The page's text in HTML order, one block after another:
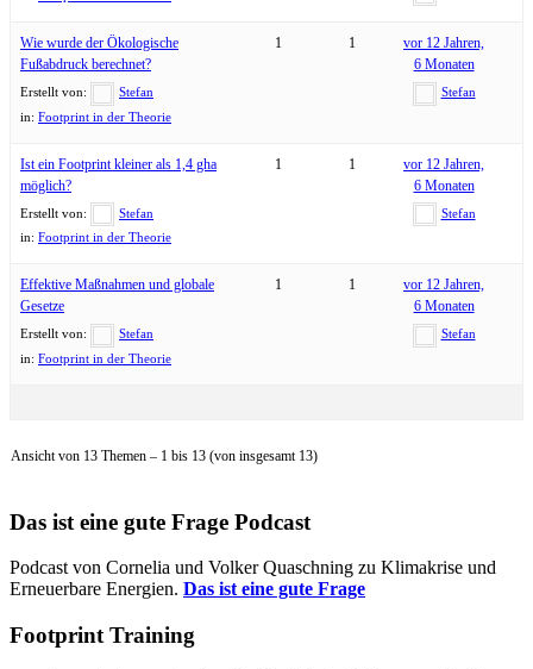
Wie wurde der Ökologische
Fußabdruck berechnet?
Erstellt von:
Stefan
in: Footprint in der Theorie
1 1
vor 12 Jahren,
6 Monaten
Stefan
Ist ein Footprint kleiner als 1,4 gha
möglich?
Erstellt von:
Stefan
in: Footprint in der Theorie
1 1
vor 12 Jahren,
6 Monaten
Stefan
Effektive Maßnahmen und globale
Gesetze
Erstellt von:
Stefan
in: Footprint in der Theorie
1 1
vor 12 Jahren,
6 Monaten
Stefan
Ansicht von 13 Themen – 1 bis 13 (von insgesamt 13)
Das ist eine gute Frage Podcast
Podcast von Cornelia und Volker Quaschning zu Klimakrise und
Erneuerbare Energien. Das ist eine gute Frage
Footprint Training